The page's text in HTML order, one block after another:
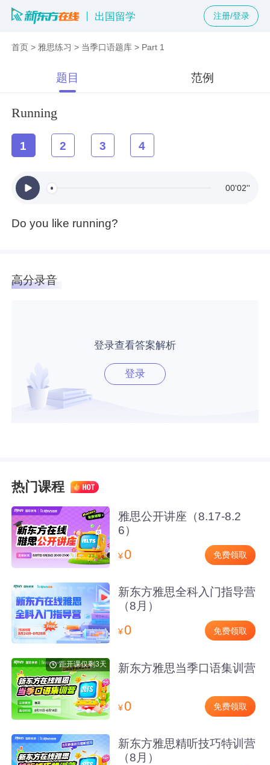
出国留学 注册/登录
首页 >雅思练习 > 当季口语题库 > Part 1
题目 范例
Running
1 2 3 4
00'02''
Do you like running?
高分录音
登录查看答案解析
登录
热门课程
雅思公开讲座（8.17-8.2
6）
¥0 免费领取
新东方雅思全科入门指导营
（8月）
¥0 免费领取
距开课仅剩3天 新东方雅思当季口语集训营
¥0 免费领取
新东方雅思精听技巧特训营
（8月）